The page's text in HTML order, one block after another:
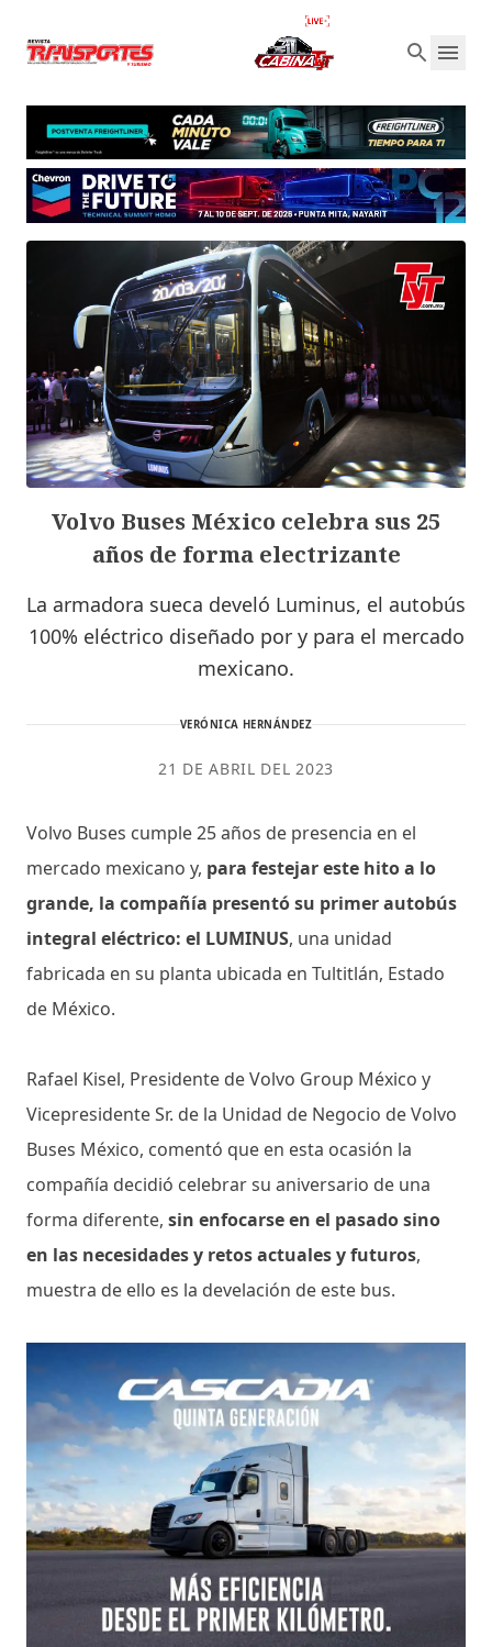
Volvo Buses México celebra sus 25
años de forma electrizante
La armadora sueca develó Luminus, el autobús
100% eléctrico diseñado por y para el mercado
mexicano.
VERÓNICA HERNÁNDEZ
21 DE ABRIL DEL 2023
Volvo Buses cumple 25 años de presencia en el
mercado mexicano y, para festejar este hito a lo
grande, la compañía presentó su primer autobús
integral eléctrico: el LUMINUS, una unidad
fabricada en su planta ubicada en Tultitlán, Estado
de México.
Rafael Kisel, Presidente de Volvo Group México y
Vicepresidente Sr. de la Unidad de Negocio de Volvo
Buses México, comentó que en esta ocasión la
compañía decidió celebrar su aniversario de una
forma diferente, sin enfocarse en el pasado sino
en las necesidades y retos actuales y futuros,
muestra de ello es la develación de este bus.